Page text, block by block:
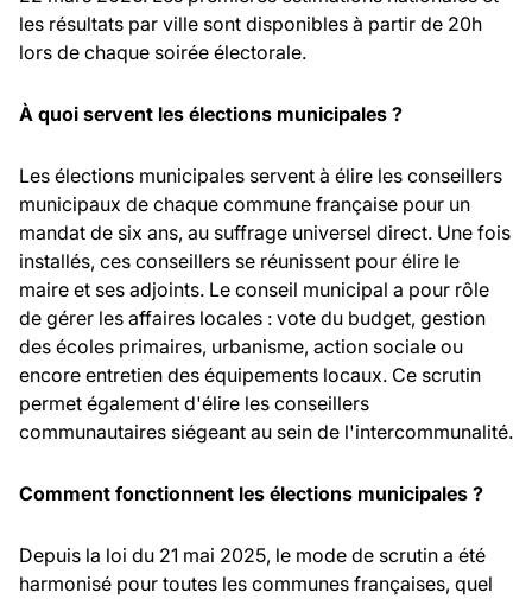
les résultats par ville sont disponibles à partir de 20h
lors de chaque soirée électorale.
À quoi servent les élections municipales ?
Les élections municipales servent à élire les conseillers
municipaux de chaque commune française pour un
mandat de six ans, au suffrage universel direct. Une fois
installés, ces conseillers se réunissent pour élire le
maire et ses adjoints. Le conseil municipal a pour rôle
de gérer les affaires locales : vote du budget, gestion
des écoles primaires, urbanisme, action sociale ou
encore entretien des équipements locaux. Ce scrutin
permet également d'élire les conseillers
communautaires siégeant au sein de l'intercommunalité.
Comment fonctionnent les élections municipales ?
Depuis la loi du 21 mai 2025, le mode de scrutin a été
harmonisé pour toutes les communes françaises, quel